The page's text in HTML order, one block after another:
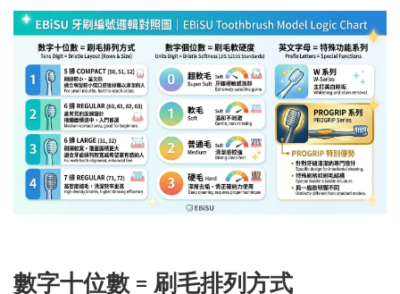
數字十位數 = 刷毛排列方式